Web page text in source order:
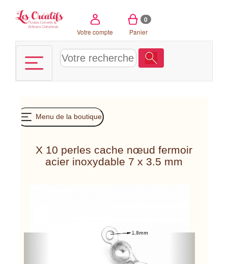
Votre compte
0
Panier
Menu de la boutique
X 10 perles cache nœud fermoir
acier inoxydable 7 x 3.5 mm